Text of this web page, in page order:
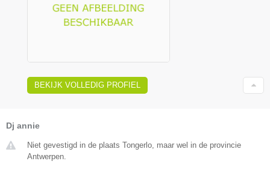
BEKIJK VOLLEDIG PROFIEL
Dj annie
Niet gevestigd in de plaats Tongerlo, maar wel in de provincie
Antwerpen.